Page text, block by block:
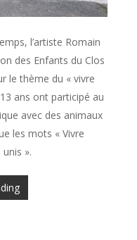
l’artiste Romain
des Enfants du Clos
le thème du « vivre
ans ont participé au
avec des animaux
les mots « Vivre
».